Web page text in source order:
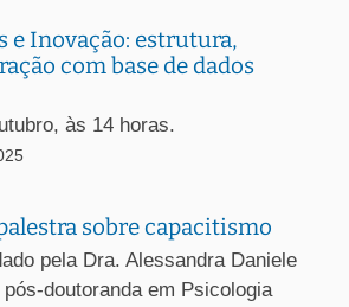
e Inovação: estrutura,
com base de dados
às 14 horas.
sobre capacitismo
pela Dra. Alessandra Daniele
doutoranda em Psicologia